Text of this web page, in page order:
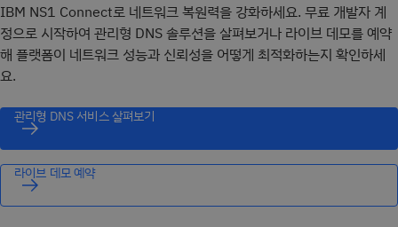
IBM NS1 Connect로 네트워크 복원력을 강화하세요. 무료 개발자 계
정으로 시작하여 관리형 DNS 솔루션을 살펴보거나 라이브 데모를 예약
해 플랫폼이 네트워크 성능과 신뢰성을 어떻게 최적화하는지 확인하세
요.
관리형 DNS 서비스 살펴보기
라이브 데모 예약